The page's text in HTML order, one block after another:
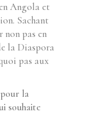
Angola et
Sachant
non pas en
la Diaspora
pas aux
la
souhaite